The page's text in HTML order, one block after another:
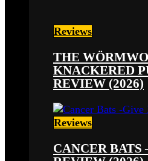
Reviews
THE
KNACKERED
REVIEW (2026)
Reviews
CANCER